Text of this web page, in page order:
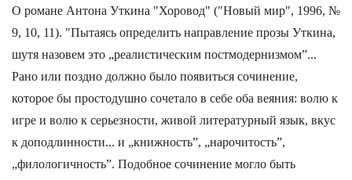
О романе Антона Уткина "Хоровод" ("Новый мир", 1996, №
9, 10, 11). "Пытаясь определить направление прозы Уткина,
шутя назовем это „реалистическим постмодернизмом”...
Рано или поздно должно было появиться сочинение,
которое бы простодушно сочетало в себе оба веяния: волю к
игре и волю к серьезности, живой литературный язык, вкус
к доподлинности... и „книжность”, „нарочитость”,
„филологичность”. Подобное сочинение могло быть